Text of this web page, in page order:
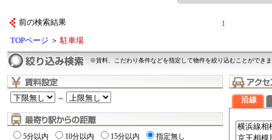
前の検索結果 1
TOPページ ＞駐車場
※賃料、こだわり条件などを指定して物件を絞り込むことができ
～
5分以内 10分以内 15分以内 指定無し
沿線